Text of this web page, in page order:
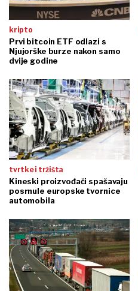
kripto
Prvi bitcoin ETF odlazi s
Njujorške burze nakon samo
dvije godine
tvrtke i tržišta
Kineski proizvođači spašavaju
posrnule europske tvornice
automobila